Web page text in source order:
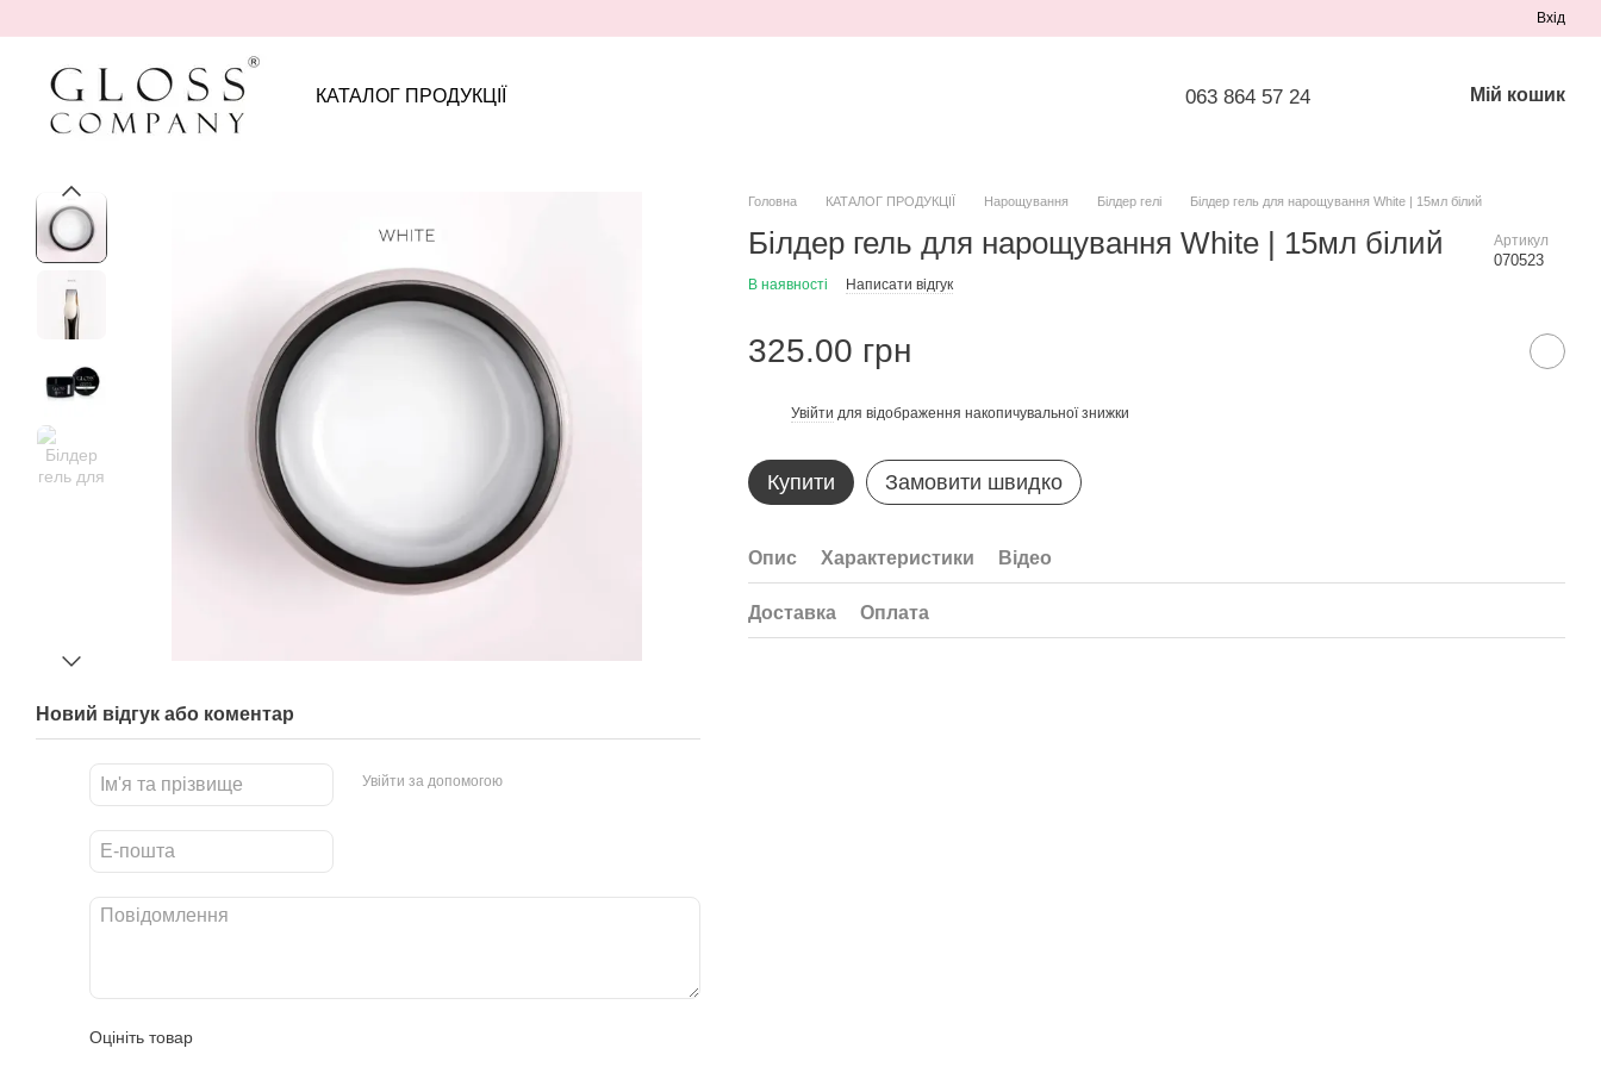
Вхід
КАТАЛОГ ПРОДУКЦІЇ 063 864 57 24 Мій кошик
Новий відгук або коментар
Увійти за допомогою
Оцініть товар
Головна КАТАЛОГ ПРОДУКЦІЇ Нарощування Білдер гелі Білдер гель для нарощування White | 15мл білий
Білдер гель для нарощування White | 15мл білий Артикул
070523
В наявності Написати відгук
325.00 грн
Увійти для відображення накопичувальної знижки
Купити Замовити швидко
Опис Характеристики Відео
Доставка Оплата